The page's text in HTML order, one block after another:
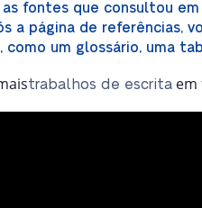
fontes que consultou
a página de referências,
como um glossário, uma
trabalhos de escrita em